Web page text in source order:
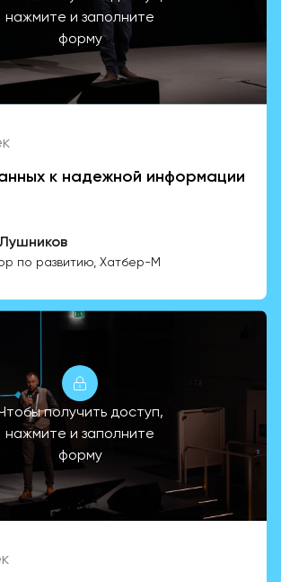
нажмите и заполните
форму
к надежной информации
по развитию, Хатбер-М
получить доступ,
нажмите и заполните
форму